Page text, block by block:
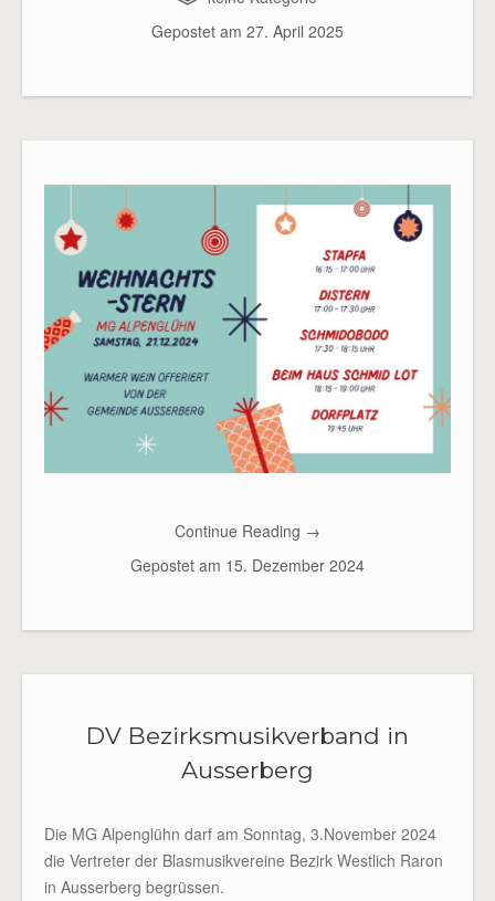
Gepostet am 27. April 2025
Continue Reading →
Gepostet am 15. Dezember 2024
DV Bezirksmusikverband in
Ausserberg
Die MG Alpenglühn darf am Sonntag, 3.November 2024
die Vertreter der Blasmusikvereine Bezirk Westlich Raron
in Ausserberg begrüssen.